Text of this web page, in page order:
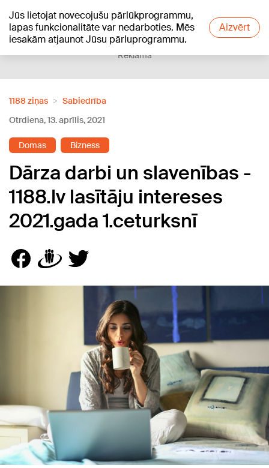
Jūs lietojat novecojušu pārlūkprogrammu,
lapas funkcionalitāte var nedarboties. Mēs
iesakām atjaunot Jūsu pārluprogrammu.
Aizvērt
+21°C
Reklāma
1188 ziņas
Sabiedrība
Otrdiena, 13. aprīlis, 2021
Domas Bizness
Dārza darbi un slavenības -
1188.lv lasītāju intereses
2021.gada 1.ceturksnī